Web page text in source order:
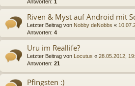
Antworten: 1
Riven & Myst auf Android mit
Letzter Beitrag von Nobby deNobbs «
Antworten: 4
Uru im Reallife?
Letzter Beitrag von Locutus « 28.05.2012,
Antworten: 21
Pfingsten :)